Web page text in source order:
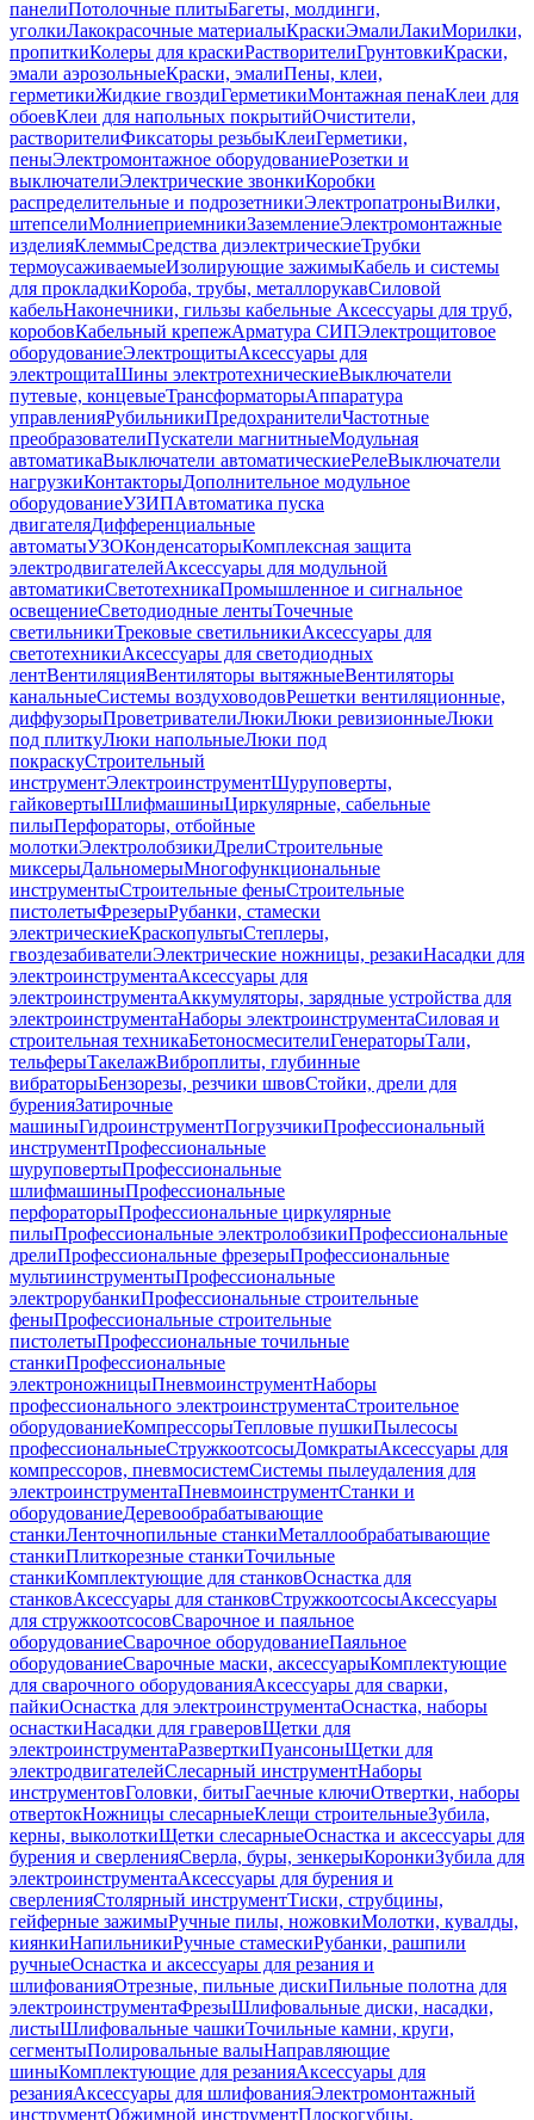
панелиПотолочные плитыБагеты, молдинги,
уголкиЛакокрасочные материалыКраскиЭмалиЛакиМорилки,
пропиткиКолеры для краскиРастворителиГрунтовкиКраски,
эмали аэрозольныеКраски, эмалиПены, клеи,
герметикиЖидкие гвоздиГерметикиМонтажная пенаКлеи для
обоевКлеи для напольных покрытийОчистители,
растворителиФиксаторы резьбыКлеиГерметики,
пеныЭлектромонтажное оборудованиеРозетки и
выключателиЭлектрические звонкиКоробки
распределительные и подрозетникиЭлектропатроныВилки,
штепселиМолниеприемникиЗаземлениеЭлектромонтажные
изделияКлеммыСредства диэлектрическиеТрубки
термоусаживаемыеИзолирующие зажимыКабель и системы
для прокладкиКороба, трубы, металлорукавСиловой
кабельНаконечники, гильзы кабельные Аксессуары для труб,
коробовКабельный крепежАрматура СИПЭлектрощитовое
оборудованиеЭлектрощитыАксессуары для
электрощитаШины электротехническиеВыключатели
путевые, концевыеТрансформаторыАппаратура
управленияРубильникиПредохранителиЧастотные
преобразователиПускатели магнитныеМодульная
автоматикаВыключатели автоматическиеРелеВыключатели
нагрузкиКонтакторыДополнительное модульное
оборудованиеУЗИПАвтоматика пуска
двигателяДифференциальные
автоматыУЗОКонденсаторыКомплексная защита
электродвигателейАксессуары для модульной
автоматикиСветотехникаПромышленное и сигнальное
освещениеСветодиодные лентыТочечные
светильникиТрековые светильникиАксессуары для
светотехникиАксессуары для светодиодных
лентВентиляцияВентиляторы вытяжныеВентиляторы
канальныеСистемы воздуховодовРешетки вентиляционные,
диффузорыПроветривателиЛюкиЛюки ревизионныеЛюки
под плиткуЛюки напольныеЛюки под
покраскуСтроительный
инструментЭлектроинструментШуруповерты,
гайковертыШлифмашиныЦиркулярные, сабельные
пилыПерфораторы, отбойные
молоткиЭлектролобзикиДрелиСтроительные
миксерыДальномерыМногофункциональные
инструментыСтроительные феныСтроительные
пистолетыФрезерыРубанки, стамески
электрическиеКраскопультыСтеплеры,
гвоздезабивателиЭлектрические ножницы, резакиНасадки для
электроинструментаАксессуары для
электроинструментаАккумуляторы, зарядные устройства для
электроинструментаНаборы электроинструментаСиловая и
строительная техникаБетоносмесителиГенераторыТали,
тельферыТакелажВиброплиты, глубинные
вибраторыБензорезы, резчики швовСтойки, дрели для
буренияЗатирочные
машиныГидроинструментПогрузчикиПрофессиональный
инструментПрофессиональные
шуруповертыПрофессиональные
шлифмашиныПрофессиональные
перфораторыПрофессиональные циркулярные
пилыПрофессиональные электролобзикиПрофессиональные
дрелиПрофессиональные фрезерыПрофессиональные
мультиинструментыПрофессиональные
электрорубанкиПрофессиональные строительные
феныПрофессиональные строительные
пистолетыПрофессиональные точильные
станкиПрофессиональные
электроножницыПневмоинструментНаборы
профессионального электроинструментаСтроительное
оборудованиеКомпрессорыТепловые пушкиПылесосы
профессиональныеСтружкоотсосыДомкратыАксессуары для
компрессоров, пневмосистемСистемы пылеудаления для
электроинструментаПневмоинструментСтанки и
оборудованиеДеревообрабатывающие
станкиЛенточнопильные станкиМеталлообрабатывающие
станкиПлиткорезные станкиТочильные
станкиКомплектующие для станковОснастка для
станковАксессуары для станковСтружкоотсосыАксессуары
для стружкоотсосовСварочное и паяльное
оборудованиеСварочное оборудованиеПаяльное
оборудованиеСварочные маски, аксессуарыКомплектующие
для сварочного оборудованияАксессуары для сварки,
пайкиОснастка для электроинструментаОснастка, наборы
оснасткиНасадки для граверовЩетки для
электроинструментаРазверткиПуансоныЩетки для
электродвигателейСлесарный инструментНаборы
инструментовГоловки, битыГаечные ключиОтвертки, наборы
отвертокНожницы слесарныеКлещи строительныеЗубила,
керны, выколоткиЩетки слесарныеОснастка и аксессуары для
бурения и сверленияСверла, буры, зенкерыКоронкиЗубила для
электроинструментаАксессуары для бурения и
сверленияСтолярный инструментТиски, струбцины,
гейферные зажимыРучные пилы, ножовкиМолотки, кувалды,
киянкиНапильникиРучные стамескиРубанки, рашпили
ручныеОснастка и аксессуары для резания и
шлифованияОтрезные, пильные дискиПильные полотна для
электроинструментаФрезыШлифовальные диски, насадки,
листыШлифовальные чашкиТочильные камни, круги,
сегментыПолировальные валыНаправляющие
шиныКомплектующие для резанияАксессуары для
резанияАксессуары для шлифованияЭлектромонтажный
инструментОбжимной инструментПлоскогубцы,